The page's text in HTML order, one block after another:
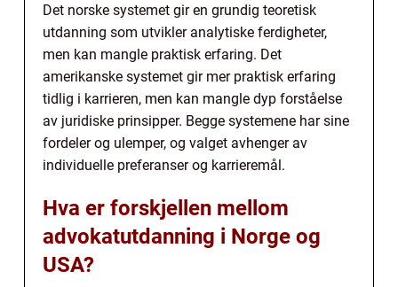
Det norske systemet gir en grundig teoretisk
utdanning som utvikler analytiske ferdigheter,
men kan mangle praktisk erfaring. Det
amerikanske systemet gir mer praktisk erfaring
tidlig i karrieren, men kan mangle dyp forståelse
av juridiske prinsipper. Begge systemene har sine
fordeler og ulemper, og valget avhenger av
individuelle preferanser og karrieremål.
Hva er forskjellen mellom
advokatutdanning i Norge og
USA?